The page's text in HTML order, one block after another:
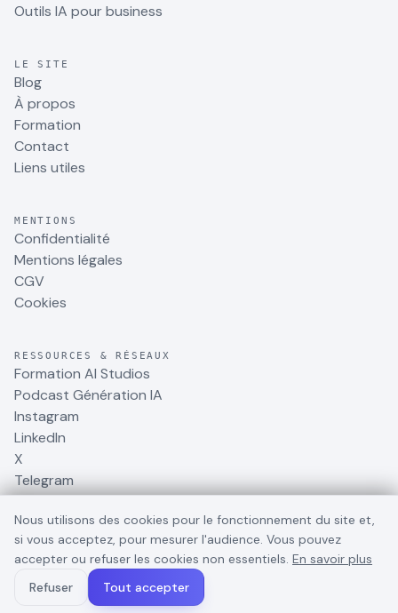
Outils IA pour business
LE SITE
Blog
À propos
Formation
Contact
Liens utiles
MENTIONS
Confidentialité
Mentions légales
CGV
Cookies
RESSOURCES & RÉSEAUX
Formation AI Studios
Podcast Génération IA
Instagram
LinkedIn
X
Telegram
©2026BusinessDynamite
Nous utilisons des cookies pour le fonctionnement du site et,
si vous acceptez, pour mesurer l'audience. Vous pouvez
accepter ou refuser les cookies non essentiels. En savoir plus
Refuser
Tout accepter